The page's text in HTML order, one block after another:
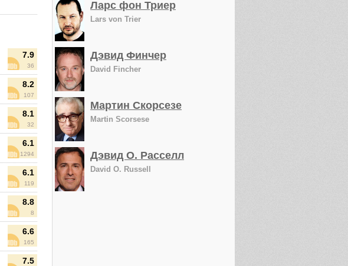
7.9
36
8.2
107
8.1
32
6.1
1294
6.1
119
8.8
8
6.6
165
7.5
Ларс фон Триер
Lars von Trier
Дэвид Финчер
David Fincher
Мартин Скорсезе
Martin Scorsese
Дэвид О. Расселл
David O. Russell